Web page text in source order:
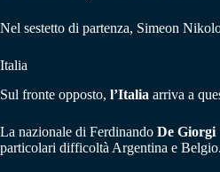
Nel sestetto di partenza, Simeon
Italia
Sul fronte opposto, l’Italia arriva a
La nazionale di FerdinandoDe Giorgi
particolari difficoltà Argentina e Belgio.